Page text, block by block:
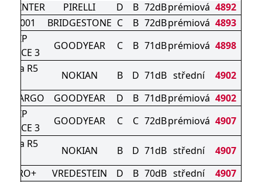
WINTER
PIRELLI D B 72dBprémiová 4892
LM001
BRIDGESTONE C B 72dBprémiová 4893
3
GOODYEAR C B 71dBprémiová 4898
R5
NOKIAN B D 71dB střední
4902
CARGO
GOODYEAR D B 71dBprémiová 4902
3
GOODYEAR C C 72dBprémiová 4907
R5
NOKIAN B D 71dB střední
4907
PRO+
VREDESTEIN D B 70dB střední
4907